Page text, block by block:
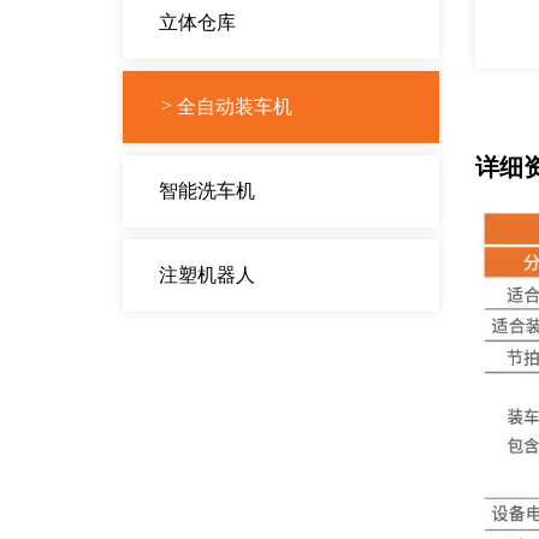
立体仓库
全自动装车机
智能洗车机
注塑机器人
详细